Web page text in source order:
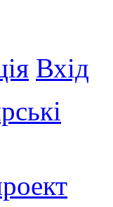
Вхід